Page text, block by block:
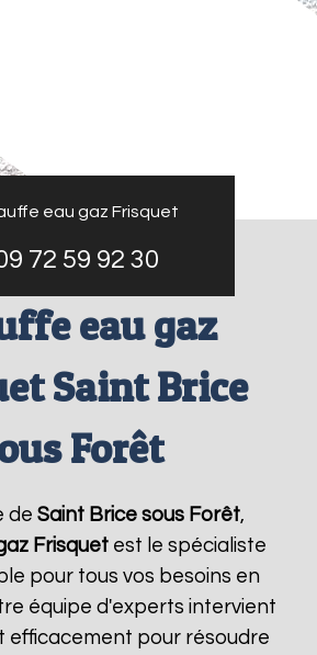
eau gaz Frisquet
72 59 92 30
eau gaz
Saint Brice
Forêt
deSaint Brice sous Forêt,
Frisquet est le spécialiste
pour tous vos besoins en
équipe d'experts intervient
efficacement pour résoudre